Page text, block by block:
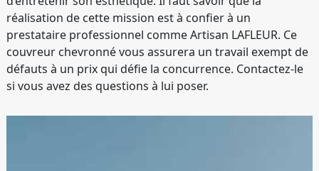
réalisation de cette mission est à confier à un
prestataire professionnel comme Artisan LAFLEUR. Ce
couvreur chevronné vous assurera un travail exempt de
défauts à un prix qui défie la concurrence. Contactez-le
si vous avez des questions à lui poser.